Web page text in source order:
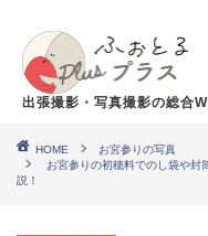
出張撮影・写真撮影の総合
HOME
お宮参りの写真
お宮参りの初穂料でのし袋や封
説！